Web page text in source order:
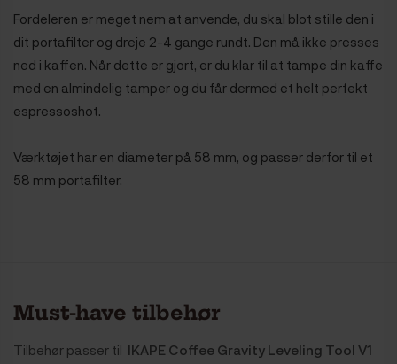
Fordeleren er meget nem at anvende, du skal blot stille den i
dit portafilter og dreje 2-4 gange rundt. Den må ikke presses
ned i kaffen. Når dette er gjort, er du klar til at tampe din kaffe
med en almindelig tamper og du får dermed et helt perfekt
espressoshot.
Værktøjet har en diameter på 58 mm, og passer derfor til et
58 mm portafilter.
Must-have tilbehør
Tilbehør passer til IKAPE Coffee Gravity Leveling Tool V1